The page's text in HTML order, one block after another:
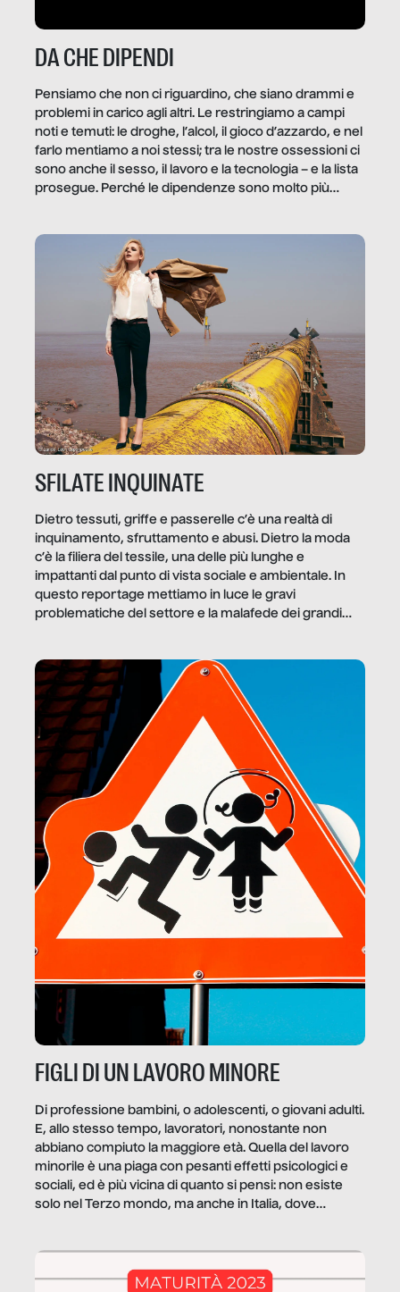
DA CHE DIPENDI
Pensiamo che non ci riguardino, che siano drammi e
problemi in carico agli altri. Le restringiamo a campi
noti e temuti: le droghe, l’alcol, il gioco d’azzardo, e nel
farlo mentiamo a noi stessi; tra le nostre ossessioni ci
sono anche il sesso, il lavoro e la tecnologia – e la lista
prosegue. Perché le dipendenze sono molto più
trae un guadagno. In questo reportage vediamo
quale e come.
SFILATE INQUINATE
Dietro tessuti, griffe e passerelle c’è una realtà di
inquinamento, sfruttamento e abusi. Dietro la moda
c’è la filiera del tessile, una delle più lunghe e
impattanti dal punto di vista sociale e ambientale. In
questo reportage mettiamo in luce le gravi
problematiche del settore e la malafede dei grandi
FIGLI DI UN LAVORO MINORE
Di professione bambini, o adolescenti, o giovani adulti.
E, allo stesso tempo, lavoratori, nonostante non
abbiano compiuto la maggiore età. Quella del lavoro
minorile è una piaga con pesanti effetti psicologici e
sociali, ed è più vicina di quanto si pensi: non esiste
solo nel Terzo mondo, ma anche in Italia, dove